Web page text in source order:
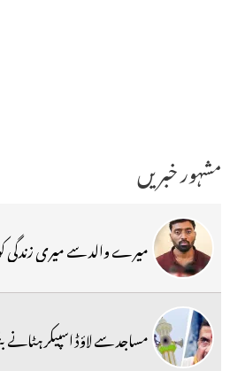
مشہور خبریں
میرے والد سے میری زندگی
مساجد سے لاؤڈ اسپیکر ہٹانے